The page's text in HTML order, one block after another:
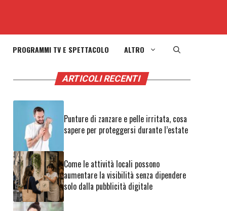
PROGRAMMI TV E SPETTACOLO ALTRO
ARTICOLI RECENTI
Punture di zanzare e pelle irritata, cosa
sapere per proteggersi durante l’estate
Come le attività locali possono
aumentare la visibilità senza dipendere
solo dalla pubblicità digitale